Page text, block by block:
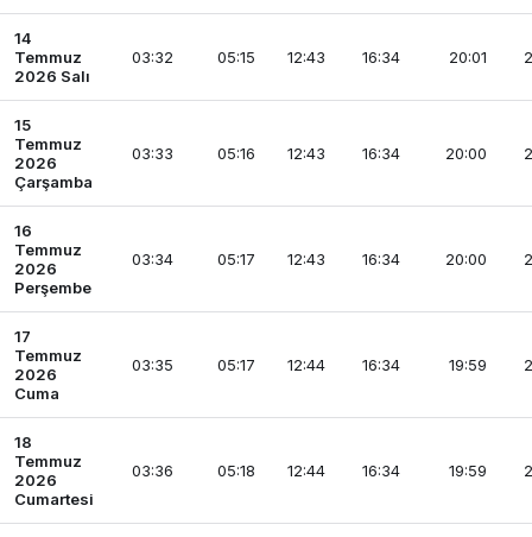
14
Temmuz
2026 Salı
03:32 05:15 12:43 16:34 20:01
15
Temmuz
2026
Çarşamba
03:33 05:16 12:43 16:34 20:00
16
Temmuz
2026
Perşembe
03:34 05:17 12:43 16:34 20:00
17
Temmuz
2026
Cuma
03:35 05:17 12:44 16:34 19:59
18
Temmuz
2026
Cumartesi
03:36 05:18 12:44 16:34 19:59